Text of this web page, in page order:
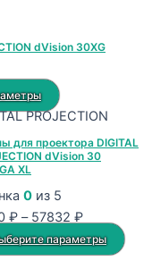
dVision 30XG
Этот
товар
имеет
несколько
Опции
можно
выбрать
PROJECTION
для проектора DIGITAL
dVision 30
XL
0 из 5
₽ – 57832 ₽Диапазон
цен:
2560 ₽
параметры